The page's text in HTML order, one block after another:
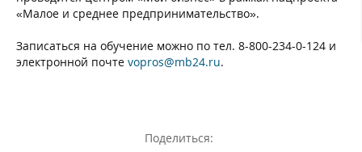
«Малое и среднее предпринимательство».
Записаться на обучение можно по тел. 8-800-234-0-124 и
электронной почте vopros@mb24.ru.
Поделиться: